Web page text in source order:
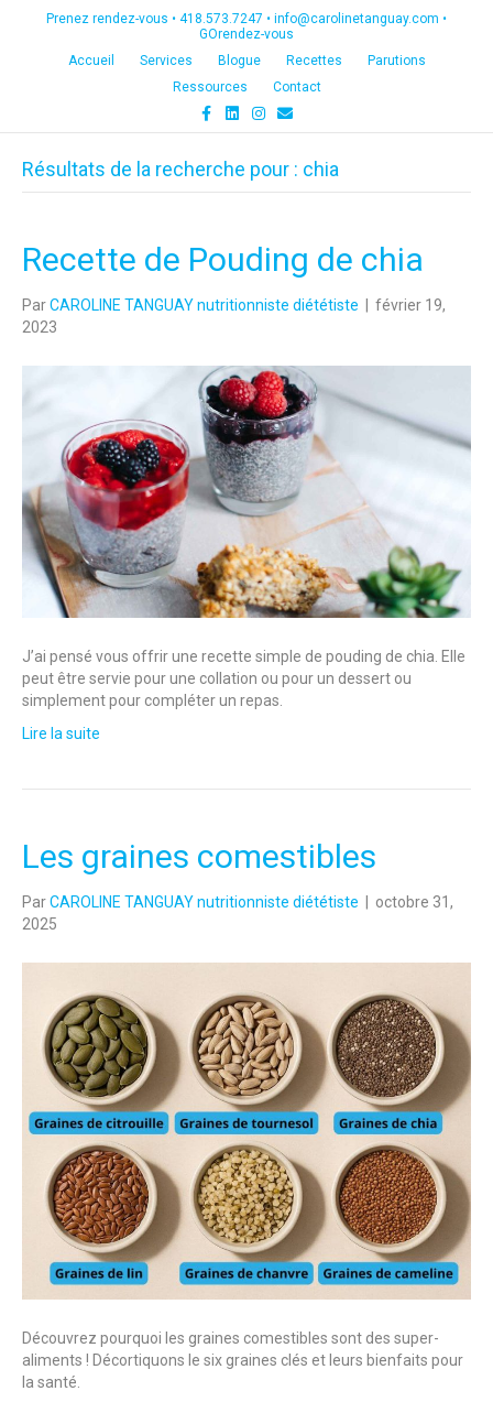
Prenez rendez-vous • 418.573.7247 • info@carolinetanguay.com •
GOrendez-vous
Accueil
Services Blogue Recettes
Parutions
Ressources
Contact
c
b
n
e
s
a
g
E
m
a
l
Résultats de la recherche pour : chia
Recette de Pouding de chia
ParCAROLINE TANGUAY nutritionniste diététiste
février 19,
2023
J’ai pensé vous offrir une recette simple de pouding de chia. Elle
peut être servie pour une collation ou pour un dessert ou
simplement pour compléter un repas.
Lire la suite
Les graines comestibles
ParCAROLINE TANGUAY nutritionniste diététiste
octobre 31,
2025
Découvrez pourquoi les graines comestibles sont des super-
aliments ! Décortiquons le six graines clés et leurs bienfaits pour
la santé.